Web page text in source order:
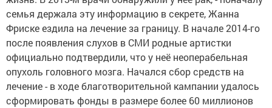
семья держала эту информацию в секрете, Жанна
Фриске ездила на лечение за границу. В начале 2014-го
после появления слухов в СМИ родные артистки
официально подтвердили, что у неё неоперабельная
опухоль головного мозга. Начался сбор средств на
лечение - в ходе благотворительной кампании удалось
сформировать фонды в размере более 60 миллионов